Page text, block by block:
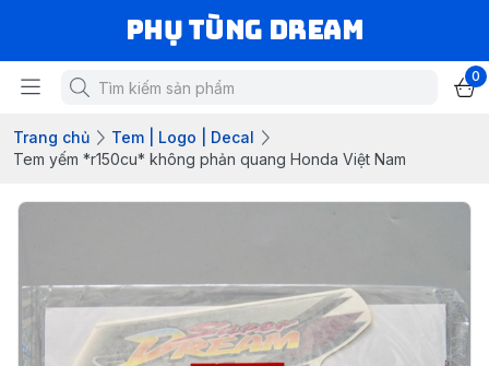
Phụ Tùng Dream
0
Trang chủ
Tem | Logo | Decal
Tem yếm *r150cu* không phản quang Honda Việt Nam